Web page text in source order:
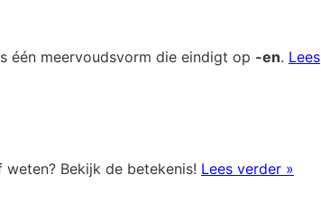
één meervoudsvorm die eindigt op -en. Lees
Bekijk de betekenis! Lees verder »